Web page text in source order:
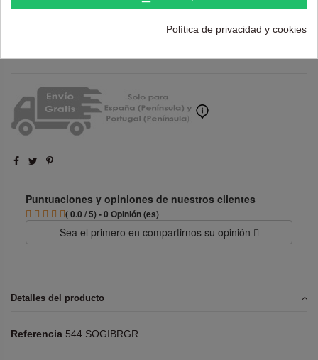
Puntuaciones y opiniones de nuestros clientes
( 0.0 / 5) - 0 Opinión (es)
Sea el primero en compartirnos su opinión
Detalles del producto
Referencia 544.SOGIBRGR
Política de privacidad y cookies